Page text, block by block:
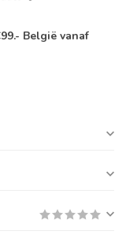
België vanaf